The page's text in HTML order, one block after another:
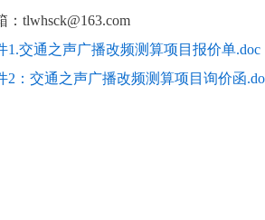
： tlwhsck@163.com
1.交通之声广播改频测算项目报价单.doc
2：交通之声广播改频测算项目询价函